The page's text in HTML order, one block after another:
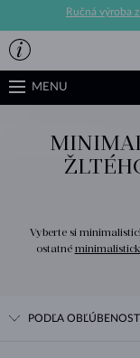
Ručná výroba
MENU
Vyberte si
ostatné
PODĽA